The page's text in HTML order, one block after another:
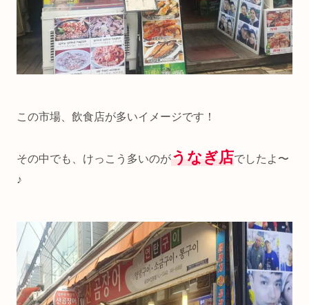
この市場、飲食店が多いイメージです！
その中でも、けっこう多いのがうなぎ店でしたよ〜
♪